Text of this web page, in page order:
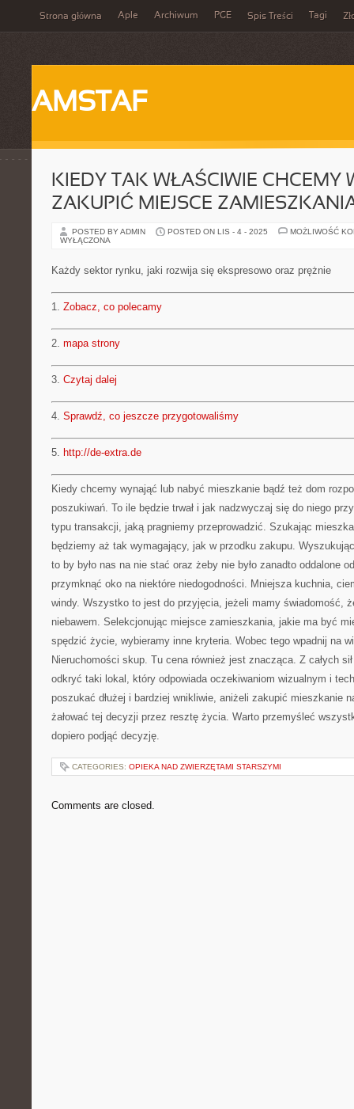
Strona główna Aple Archiwum PGE Spis Treści Tagi
AMSTAF
KIEDY TAK WŁAŚCIWIE CHCEMY
ZAKUPIĆ MIEJSCE
POSTED BY ADMIN POSTED ON LIS - 4 - 2025
MOŻLIWOŚĆ
WYŁĄCZONA
Każdy sektor rynku, jaki rozwija się ekspresowo oraz prężnie
1. Zobacz, co polecamy
2. mapa strony
3. Czytaj dalej
4. Sprawdź, co jeszcze przygotowaliśmy
5. http://de-extra.de
Kiedy chcemy wynająć lub nabyć mieszkanie bądź też dom
poszukiwań. To ile będzie trwał i jak nadzwyczaj się do niego
typu transakcji, jaką pragniemy przeprowadzić. Szukając
będziemy aż tak wymagający, jak w przodku zakupu.
to by było nas na nie stać oraz żeby nie było zanadto oddalone
przymknąć oko na niektóre niedogodności. Mniejsza kuchnia,
windy. Wszystko to jest do przyjęcia, jeżeli mamy świadomość,
niebawem. Selekcjonując miejsce zamieszkania, jakie ma być
spędzić życie, wybieramy inne kryteria. Wobec tego wpadnij na
Nieruchomości skup. Tu cena również jest znacząca. Z całych
odkryć taki lokal, który odpowiada oczekiwaniom wizualnym i
poszukać dłużej i bardziej wnikliwie, aniżeli zakupić mieszkanie
żałować tej decyzji przez resztę życia. Warto przemyśleć
dopiero podjąć decyzję.
CATEGORIES: OPIEKA NAD ZWIERZĘTAMI STARSZYMI
Comments are closed.